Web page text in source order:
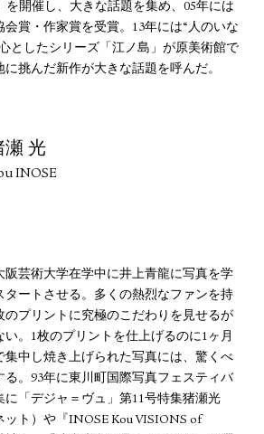
を開催し、大きな話題を集め、05年には
賞・作家賞を受賞。13年には“人のいな
としたシリーズ「江ノ島」が原美術館で
挑んだ新作が大きな話題を呼んだ。
瀬 光
INOSE
阪芸術大学在学中に井上青龍に写真を学
タートさせる。多くの熱烈なファンを持
のプリントに究極のこだわりを見せるが
。1枚のプリントを仕上げるのに1ヶ月
集中し焼き上げられた写真には、驚くべ
る。93年に東川町国際写真フェスティバ
に「デジャ＝ヴュ」第11号特集猪瀬光
ット）や『INOSE Kou VISIONS of